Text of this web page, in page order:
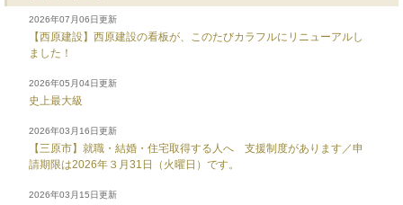
2026年07月06日更新
【西原建設】西原建設の看板が、このたびカラフルにリニューアルし
ました！
2026年05月04日更新
史上最大級
2026年03月16日更新
【三原市】就職・結婚・住宅取得する人へ 支援制度があります／申
請期限は2026年３月31日（火曜日）です。
2026年03月15日更新